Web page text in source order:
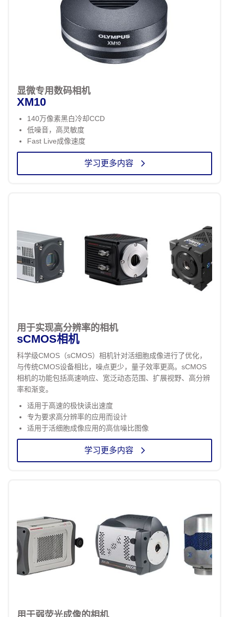
显微专用数码相机
XM10
140万像素黑白冷却CCD
低噪音，高灵敏度
Fast Live成像速度
学习更多内容
用于实现高分辨率的相机
sCMOS相机
科学级CMOS（sCMOS）相机针对活细胞成像进行了优化，
与传统CMOS设备相比，噪点更少，量子效率更高。sCMOS
相机的功能包括高速响应、宽泛动态范围、扩展视野、高分辨
率和渐变。
适用于高速的极快读出速度
专为要求高分辨率的应用而设计
适用于活细胞成像应用的高信噪比图像
学习更多内容